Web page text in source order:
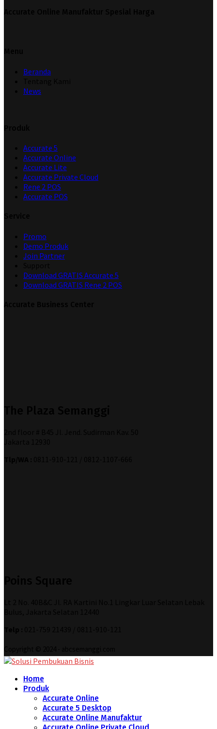
Beranda
News
Accurate 5
Accurate Online
Accurate Lite
Accurate Private Cloud
Rene 2 POS
Accurate POS
Promo
Demo Produk
Join Partner
Download GRATIS Accurate 5
Download GRATIS Rene 2 POS
Home
Produk
Accurate Online
Accurate 5 Desktop
Accurate Online Manufaktur